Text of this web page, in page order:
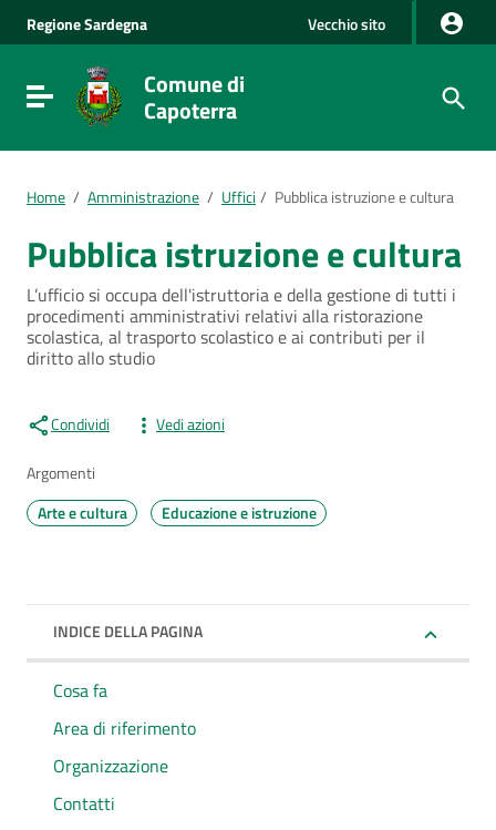
Vai alla navigazione del sito
Vai al Footer
RegioneSardegna Vecchio sito
Visualizza/nascondi menu di navigazione
Comune di
Capoterra
Home / Amministrazione / Uffici / Pubblica istruzione e cultura
Pubblica istruzione e cultura
L’ufficio si occupa dell'istruttoria e della gestione di tutti i
procedimenti amministrativi relativi alla ristorazione
scolastica, al trasporto scolastico e ai contributi per il
diritto allo studio
Condividi Vedi azioni
Argomenti
Arte e cultura
Educazione e istruzione
INDICE DELLA PAGINA
Cosa fa
Area di riferimento
Organizzazione
Contatti